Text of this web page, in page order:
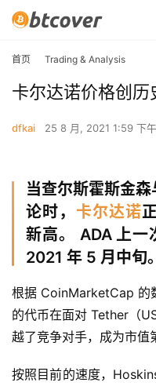
首页 Trading & Analysis
卡尔达诺价格创历
dfkai 25 8 月, 2021 1:59 下午
当查尔斯霍斯金
论时， 卡尔达诺
新高。 ADA 上
2021 年 5 月中旬。
根据 CoinMarketCap 的
的代币在面对 Tether（
越了竞争对手，成为市值
按照目前的速度，